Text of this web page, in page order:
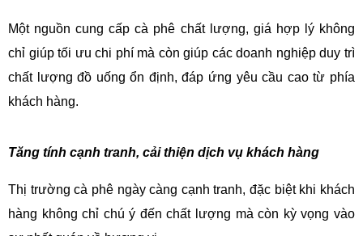
Một nguồn cung cấp cà phê chất lượng, giá hợp lý không
chỉ giúp tối ưu chi phí mà còn giúp các doanh nghiệp duy trì
chất lượng đồ uống ổn định, đáp ứng yêu cầu cao từ phía
khách hàng.
Tăng tính cạnh tranh, cải thiện dịch vụ khách hàng
Thị trường cà phê ngày càng cạnh tranh, đặc biệt khi khách
hàng không chỉ chú ý đến chất lượng mà còn kỳ vọng vào